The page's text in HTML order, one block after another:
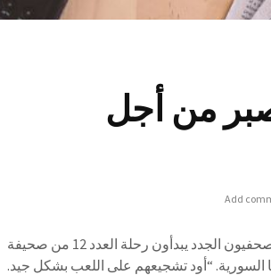
من أجل
Add
في نضالنا من أجل عالم بلا ظلم وأحكام مسبقة, الصحفيون الجدد يبدأون رحلة العدد 12 من صحيفة
السورية. “أود تشجيعهم على اللعب بشكل جيد.